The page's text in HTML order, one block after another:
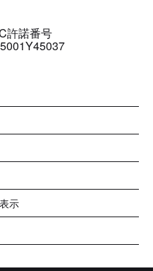
許諾番号
示